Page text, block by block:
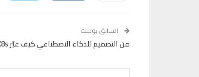
السابق بوست
من التصميم للذكاء الاصطناعي كيف غيّر Oppo Find X8s قواعد اللعبة